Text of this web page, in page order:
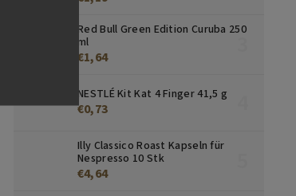
Red Bull Green Edition Curuba 250
ml
€1,64
NESTLÉ Kit Kat 4 Finger 41,5 g
€0,73
Illy Classico Roast Kapseln für
Nespresso 10 Stk
€4,64